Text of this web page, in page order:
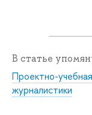
В статье
Проектно-
журналистики